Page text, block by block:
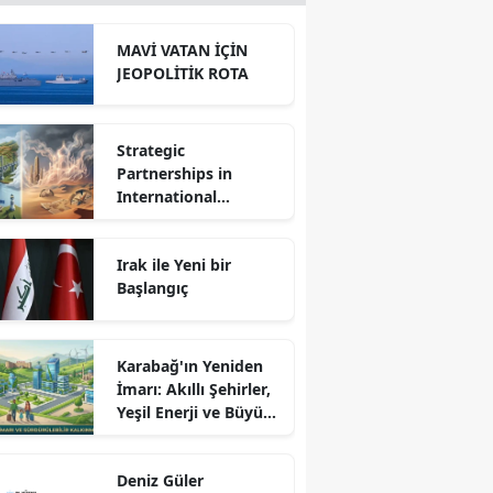
MAVİ VATAN İÇİN
JEOPOLİTİK ROTA
Strategic
Partnerships in
International
Irak ile Yeni bir
Başlangıç
Karabağ'ın Yeniden
İmarı: Akıllı Şehirler,
Yeşil Enerji ve Büyük
Sürdürülebilir
Deniz Güler